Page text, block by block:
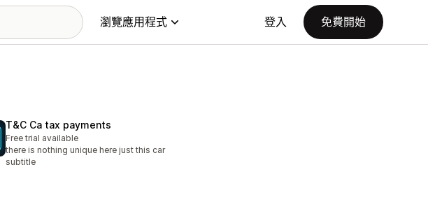
瀏覽應用程式 登入 免費開始
T&C Ca tax payments
Free trial available
there is nothing unique here just this car
subtitle